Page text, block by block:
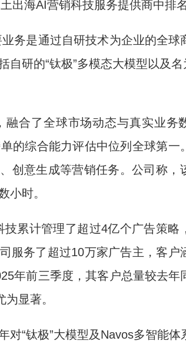
出海AI营销科技服务提供商中排名
是通过自研技术为企业的全球
研的“钛极”多模态大模型以及
合了全球市场动态与真实业务
的综合能力评估中位列全球第一
创意生成等营销任务。公司称，
小时。
累计管理了超过4亿个广告策略
服务了超过10万家广告主，客户
年前三季度，其客户总量较去年
显著。
“钛极”大模型及Navos多智能体